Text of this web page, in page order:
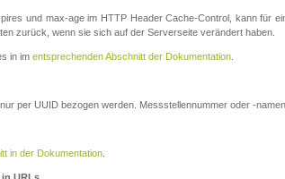
und max-age im HTTP Header Cache-Control, kann für
zurück, wenn sie sich auf der Serverseite verändert haben.
in im entsprechenden Abschnitt der Dokumentation.
per UUID bezogen werden. Messstellennummer oder -
in der Dokumentation.